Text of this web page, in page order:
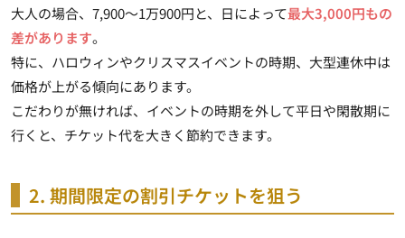
大人の場合、7,900～1万900円と、日によって最大3,000円もの
差があります。
特に、ハロウィンやクリスマスイベントの時期、大型連休中は
価格が上がる傾向にあります。
こだわりが無ければ、イベントの時期を外して平日や閑散期に
行くと、チケット代を大きく節約できます。
2. 期間限定の割引チケットを狙う